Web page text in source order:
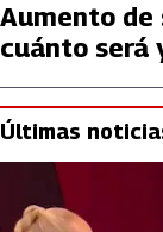
Aumento de
cuánto será
Últimas